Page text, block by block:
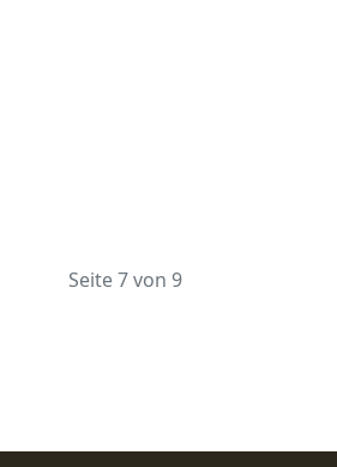
Seite 7 von 9